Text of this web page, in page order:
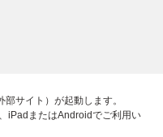
サイト）が起動します。
iPadまたはAndroidでご利用い